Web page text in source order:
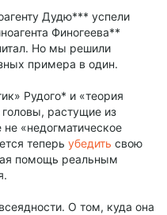
Дудю*** успели
Финогеева**
Но мы решили
примера в один.
Рудого* и «теория
растущие из
«недогматическое
теперь убедить свою
помощь реальным
О том, куда она